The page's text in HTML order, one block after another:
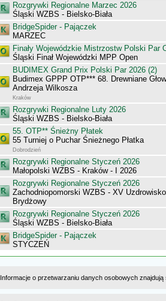
Rozgrywki Regionalne Marzec 2026
Śląski WZBS - Bielsko-Biała
BridgeSpider - Pajączek
MARZEC
Finały Wojewódzkie Mistrzostw Polski Par
Śląski Finał Wojewódzki MPP Open
BUDIMEX Grand Prix Polski Par 2026 (2)
Budimex GPPP OTP*** 68. Drewniane
Andrzeja Wilkosza
Kraków
Rozgrywki Regionalne Luty 2026
Śląski WZBS - Bielsko-Biała
55. OTP** Śnieżny Płatek
55 Turniej o Puchar Śnieżnego Płatka
Dobrodzień
Rozgrywki Regionalne Styczeń 2026
Małopolski WZBS - Kraków - I 2026
Rozgrywki Regionalne Styczeń 2026
Zachodniopomorski WZBS - XV
Brydżowy
Rozgrywki Regionalne Styczeń 2026
Śląski WZBS - Bielsko-Biała
BridgeSpider - Pajączek
STYCZEŃ
Informacje o przetwarzaniu danych osobowych